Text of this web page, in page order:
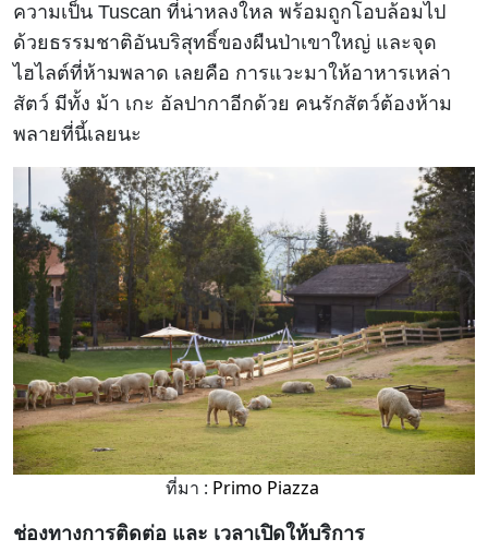
ความเป็น Tuscan ที่น่าหลงใหล พร้อมถูกโอบล้อมไป
ด้วยธรรมชาติอันบริสุทธิ์ของผืนป่าเขาใหญ่ และจุด
ไฮไลต์ที่ห้ามพลาด เลยคือ การแวะมาให้อาหารเหล่า
สัตว์ มีทั้ง ม้า เกะ อัลปากาอีกด้วย คนรักสัตว์ต้องห้าม
พลายที่นี้เลยนะ
ที่มา : Primo Piazza
ช่องทางการติดต่อ และ เวลาเปิดให้บริการ